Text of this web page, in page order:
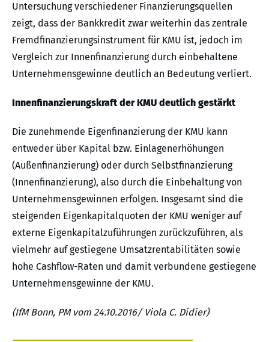
Untersuchung verschiedener Finanzierungsquellen
zeigt, dass der Bankkredit zwar weiterhin das zentrale
Fremdfinanzierungsinstrument für KMU ist, jedoch im
Vergleich zur Innenfinanzierung durch einbehaltene
Unternehmensgewinne deutlich an Bedeutung verliert.
Innenfinanzierungskraft der KMU deutlich gestärkt
Die zunehmende Eigenfinanzierung der KMU kann
entweder über Kapital bzw. Einlagenerhöhungen
(Außenfinanzierung) oder durch Selbstfinanzierung
(Innenfinanzierung), also durch die Einbehaltung von
Unternehmensgewinnen erfolgen. Insgesamt sind die
steigenden Eigenkapitalquoten der KMU weniger auf
externe Eigenkapitalzuführungen zurückzuführen, als
vielmehr auf gestiegene Umsatzrentabilitäten sowie
hohe Cashflow-Raten und damit verbundene gestiegene
Unternehmensgewinne der KMU.
(IfM Bonn, PM vom 24.10.2016/ Viola C. Didier)